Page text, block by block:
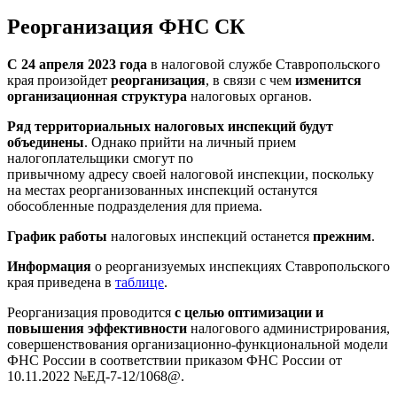
Реорганизация ФНС СК
С 24 апреля 2023 года в налоговой службе Ставропольского
края произойдет реорганизация, в связи с чем изменится
организационная структура налоговых органов.
Ряд территориальных налоговых инспекций будут
объединены. Однако прийти на личный прием
налогоплательщики смогут по
привычному адресу своей налоговой инспекции, поскольку
на местах реорганизованных инспекций останутся
обособленные подразделения для приема.
График работы налоговых инспекций останется прежним.
Информация о реорганизуемых инспекциях Ставропольского
края приведена в таблице.
Реорганизация проводится с целью оптимизации и
повышения эффективности налогового администрирования,
совершенствования организационно-функциональной модели
ФНС России в соответствии приказом ФНС России от
10.11.2022 №ЕД-7-12/1068@.